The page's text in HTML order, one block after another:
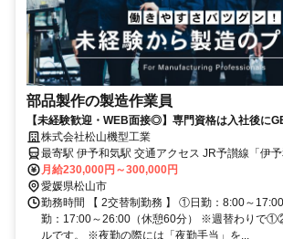
部品製作の製造作業員
【未経験歓迎・WEB面接◎】専門資格は入社後に
躍中です
株式会社松山機型工業
最寄駅 伊予和気駅 交通アクセス JR予讃線「伊予和気駅」 より徒歩
19分／車で5分 ※車通勤OK＆バイク通勤OKです。 ※駐車場あり（無
料） ※転勤なし
月給230,000円～300,000円
愛媛県松山市
勤務時間 【 2交替制勤務 】 ①日勤：8:00～
勤：17:00～26:00（休憩60分） ※週替わりで
ルです。 ※夜勤の際には「夜勤手当」を...